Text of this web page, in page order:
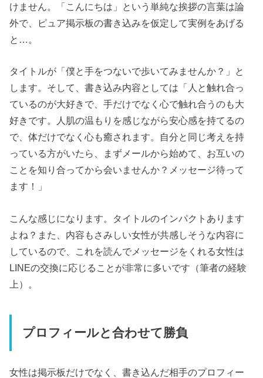
けません。「こんにちは」という単純な挨拶の言葉は論
外で、ピュア掲示板の書き込みを仮定して実例をあげる
と…。
タイトルが「僕と手をつないで歩いてみませんか？」と
します。そして、書き込み内容としては「人と触れ合っ
ているのが大好きで、手だけでなく心で触れ合うのも大
好きです。人肌の温もりを感じながら安心感を持てるの
で、体だけでなく心も癒されます。自分と同じ考えを持
っている方がいたら、まずメールから始めて、お互いの
ことを知り合ってから会いませんか？メッセージ待って
ます！」
こんな感じになります。タイトルのインパクトあります
よね？また、内容もさみしい女性が共感しそうな内容に
しているので、これを読んでメッセージをくれる女性は
LINEの交換に応じることが非常に多いです（筆者の経験
上）。
プロフィールと合わせて勝負
女性は掲示板だけでなく、書き込んだ相手のプロフィー